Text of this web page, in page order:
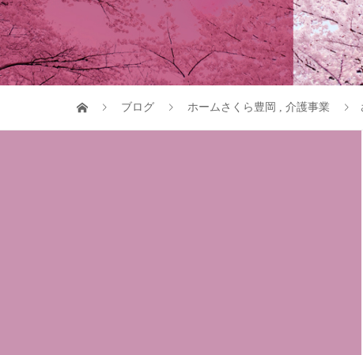
ブログ ホームさくら豊岡 , 介護事業